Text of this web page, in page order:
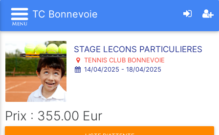
TC Bonnevoie
STAGE LECONS PARTICULIERES
TENNIS CLUB BONNEVOIE
14/04/2025 - 18/04/2025
Prix : 355.00 Eur